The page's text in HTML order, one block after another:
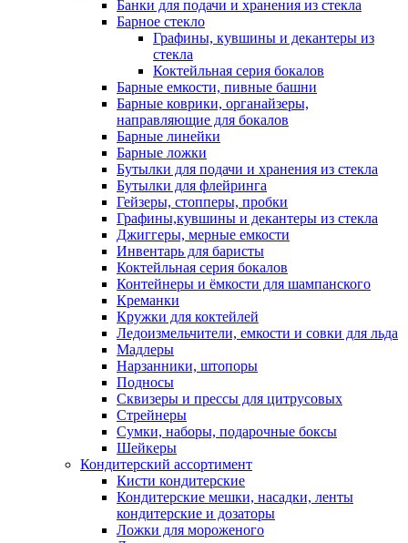
Банки для подачи и хранения из стекла
Барное стекло
Графины, кувшины и декантеры из
стекла
Коктейльная серия бокалов
Барные емкости, пивные башни
Барные коврики, органайзеры,
направляющие для бокалов
Барные линейки
Барные ложки
Бутылки для подачи и хранения из стекла
Бутылки для флейринга
Гейзеры, стопперы, пробки
Графины,кувшины и декантеры из стекла
Джиггеры, мерные емкости
Инвентарь для баристы
Коктейльная серия бокалов
Контейнеры и ёмкости для шампанского
Креманки
Кружки для коктейлей
Ледоизмельчители, емкости и совки для льда
Мадлеры
Нарзанники, штопоры
Подносы
Сквизеры и прессы для цитрусовых
Стрейнеры
Сумки, наборы, подарочные боксы
Шейкеры
Кондитерский ассортимент
Кисти кондитерские
Кондитерские мешки, насадки, ленты
кондитерские и дозаторы
Ложки для мороженого